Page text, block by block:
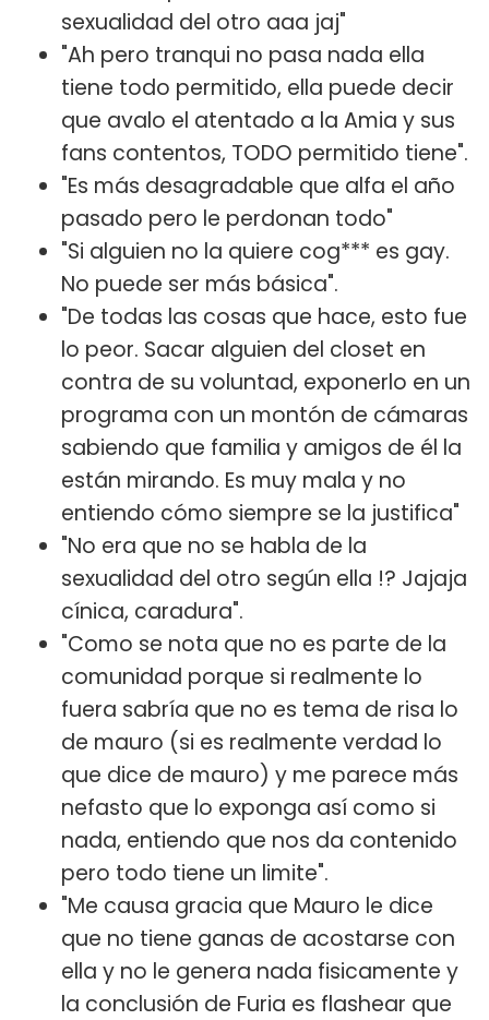
sexualidad del otro aaa jaj"
"Ah pero tranqui no pasa nada ella
tiene todo permitido, ella puede decir
que avalo el atentado a la Amia y sus
fans contentos, TODO permitido tiene".
"Es más desagradable que alfa el año
pasado pero le perdonan todo"
"Si alguien no la quiere cog*** es gay.
No puede ser más básica".
"De todas las cosas que hace, esto fue
lo peor. Sacar alguien del closet en
contra de su voluntad, exponerlo en un
programa con un montón de cámaras
sabiendo que familia y amigos de él la
están mirando. Es muy mala y no
entiendo cómo siempre se la justifica"
"No era que no se habla de la
sexualidad del otro según ella !? Jajaja
cínica, caradura".
"Como se nota que no es parte de la
comunidad porque si realmente lo
fuera sabría que no es tema de risa lo
de mauro (si es realmente verdad lo
que dice de mauro) y me parece más
nefasto que lo exponga así como si
nada, entiendo que nos da contenido
pero todo tiene un limite".
"Me causa gracia que Mauro le dice
que no tiene ganas de acostarse con
ella y no le genera nada fisicamente y
la conclusión de Furia es flashear que